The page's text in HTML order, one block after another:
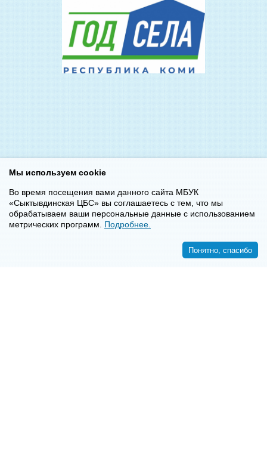
Мы используем cookie
Во время посещения вами данного сайта МБУК
«Сыктывдинская ЦБС» вы соглашаетесь с тем, что мы
обрабатываем ваши персональные данные с использованием
метрических программ. Подробнее.
Понятно, спасибо